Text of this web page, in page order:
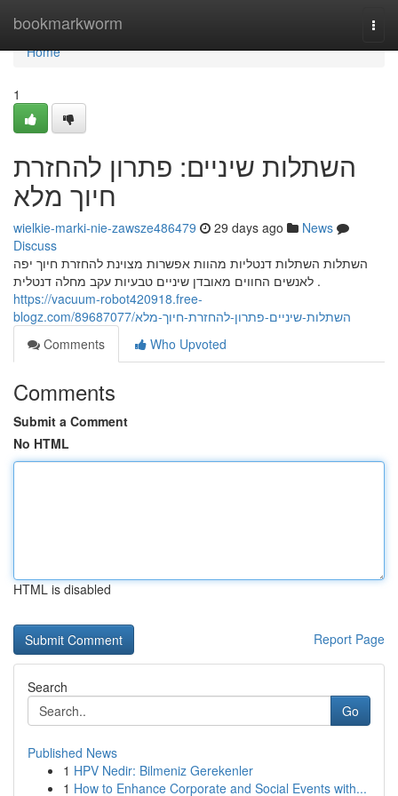
bookmarkworm
Home
Home
1
השתלות שיניים: פתרון להחזרת
חיוך מלא
wielkie-marki-nie-zawsze486479 29 days ago
News
Discuss
השתלות השתלות דנטליות מהוות אפשרות מצוינת להחזרת חיוך יפה
לאנשים החווים מאובדן שיניים טבעיות עקב מחלה דנטלית .
https://vacuum-robot420918.free-
blogz.com/89687077/השתלות-שיניים-פתרון-להחזרת-חיוך-מלא
Comments
Who Upvoted
Comments
Submit a Comment
No HTML
HTML is disabled
Report Page
Search
Go
Published News
1 HPV Nedir: Bilmeniz Gerekenler
1 How to Enhance Corporate and Social Events with...